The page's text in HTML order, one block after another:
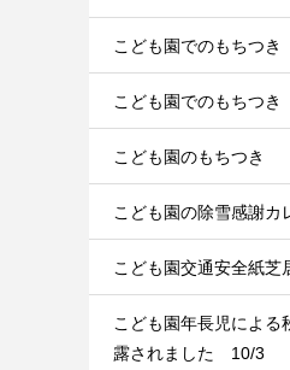
こども園でのもちつき
こども園でのもちつき
こども園のもちつき
こども園の除雪感謝カ
こども園交通安全紙芝
こども園年長児による
露されました 10/3